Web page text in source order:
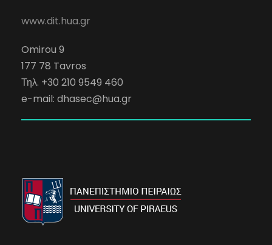
www.dit.hua.gr
Omirou 9
177 78 Tavros
Τηλ. +30 210 9549 460
e-mail: dhasec@hua.gr